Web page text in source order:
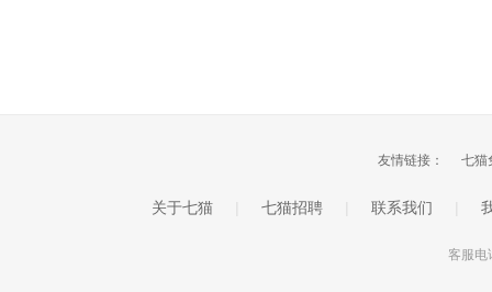
友情链接： 七猫
关于七猫 七猫招聘 联系我们
客服电